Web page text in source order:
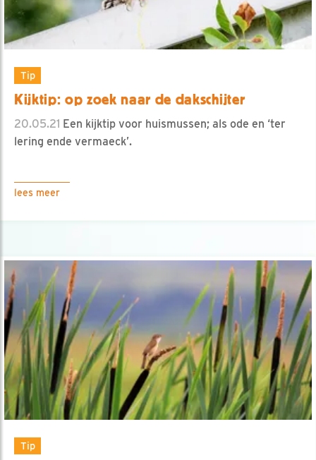
Tip
Kijktip: op zoek naar de dakschijter
20.05.21 Een kijktip voor huismussen; als ode en ‘ter
lering ende vermaeck’.
lees meer
Tip